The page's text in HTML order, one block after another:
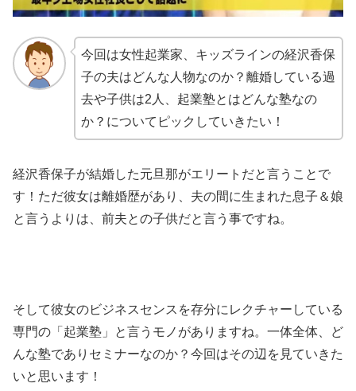
今回は女性起業家、キッズラインの経沢香保
子の夫はどんな人物なのか？離婚している過
去や子供は2人、起業塾とはどんな塾なの
か？についてピックしていきたい！
経沢香保子が結婚した元旦那がエリートだと言うことで
す！ただ彼女は離婚歴があり、夫の間に生まれた息子＆娘
と言うよりは、前夫との子供だと言う事ですね。
そして彼女のビジネスセンスを存分にレクチャーしている
専門の「起業塾」と言うモノがありますね。一体全体、ど
んな塾でありセミナーなのか？今回はその辺を見ていきた
いと思います！